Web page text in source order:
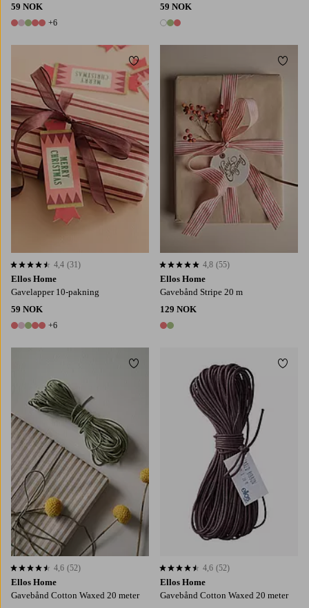
59 NOK
11 farger
+6
59 NOK
3 farger
Ellos Home
Gavelapper 10-pakning
59 NOK
11 farger
+6
4,4 basert på 31 karaktergivninger
4,4 (31)
Legg til favoritter
Ellos Home
Gavebånd Stripe 20 m
129 NOK
2 farger
4,8 basert på 55 karaktergivninger
4,8 (55)
Ellos Home
Gavebånd Cotton Waxed 20 meter
4,6 basert på 52 karaktergivninger
4,6 (52)
Legg til favoritter
Ellos Home
Gavebånd Cotton Waxed 20 meter
4,6 basert på 52 karaktergivninger
4,6 (52)